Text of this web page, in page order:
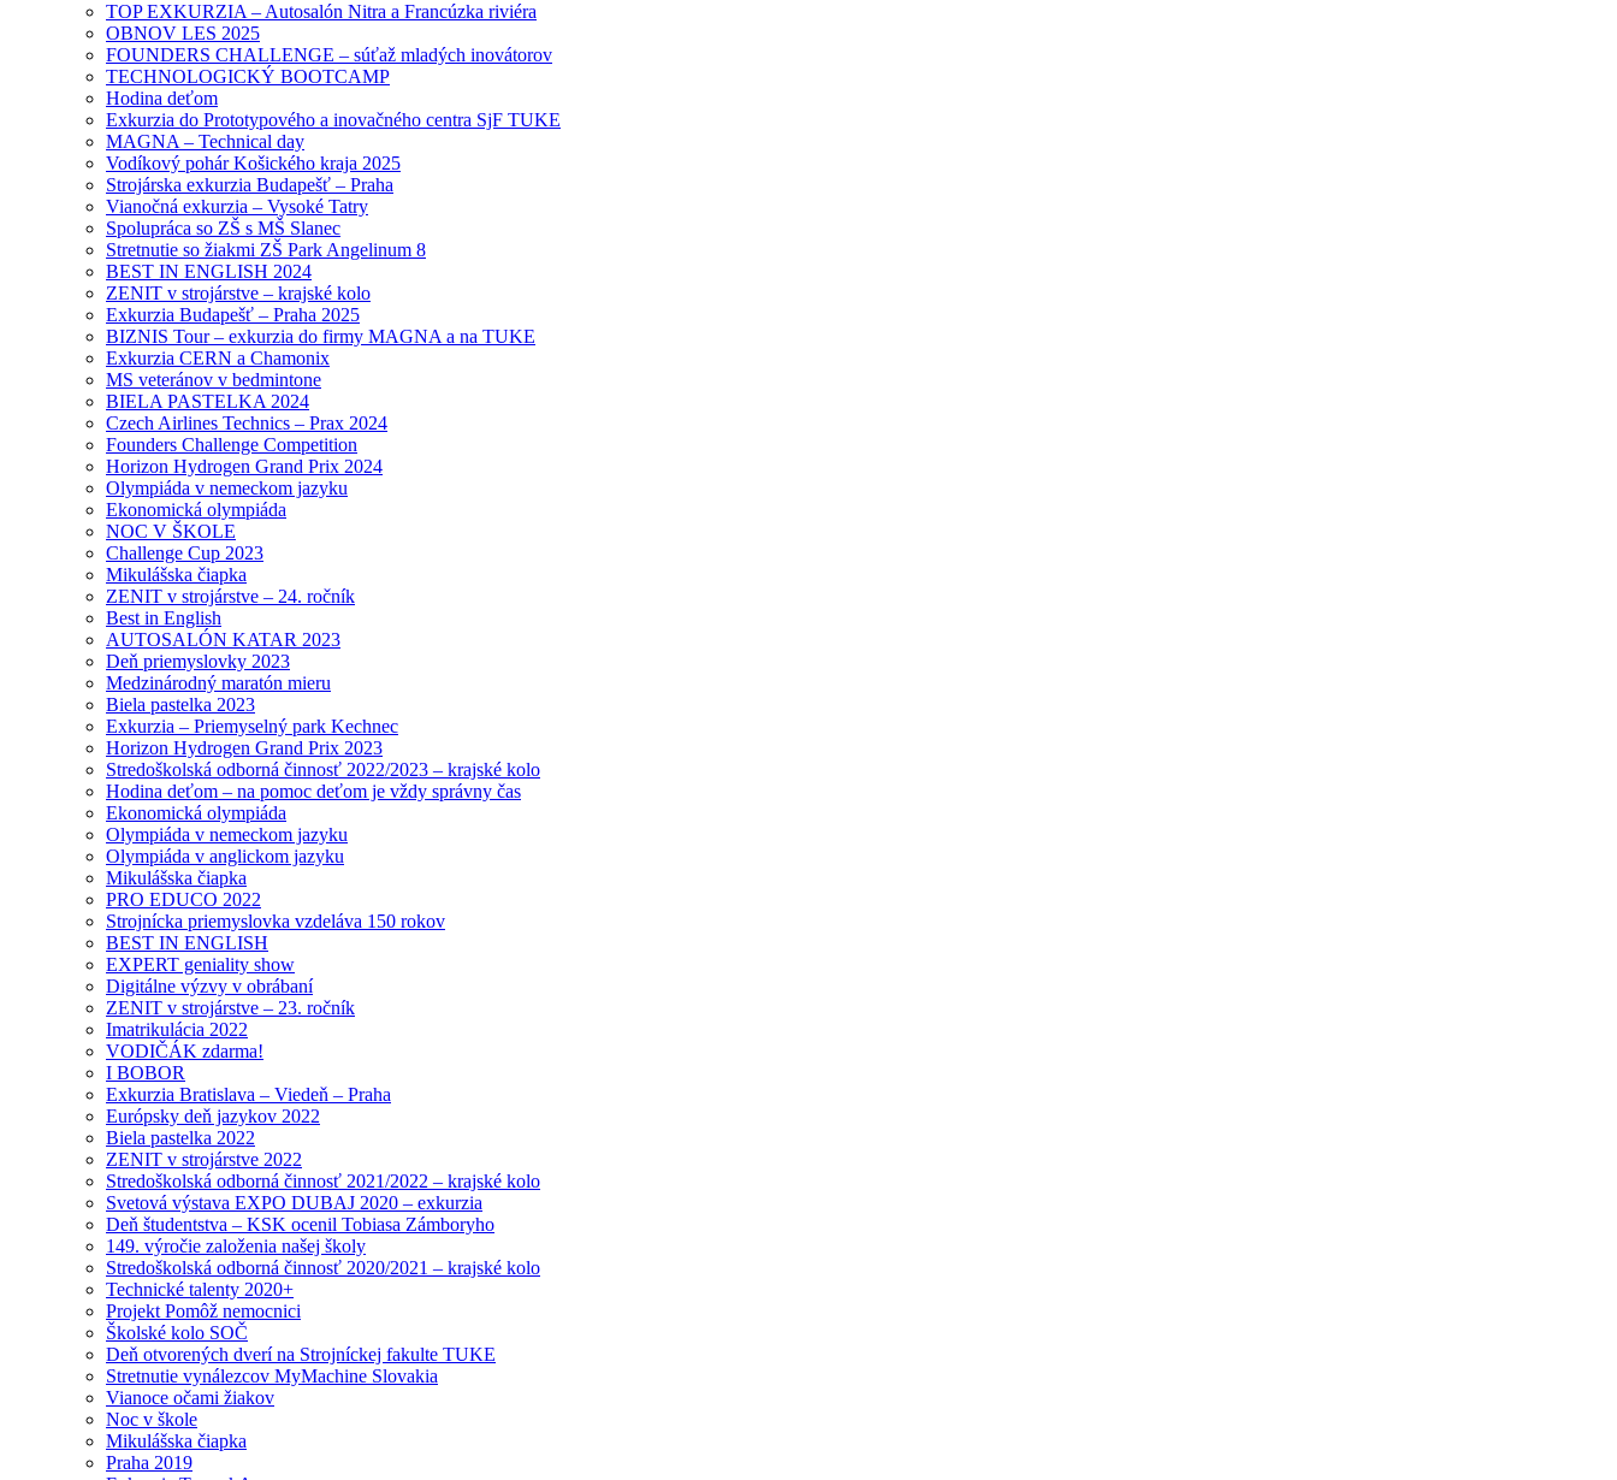
TOP EXKURZIA – Autosalón Nitra a Francúzka riviéra
OBNOV LES 2025
FOUNDERS CHALLENGE – súťaž mladých inovátorov
TECHNOLOGICKÝ BOOTCAMP
Hodina deťom
Exkurzia do Prototypového a inovačného centra SjF TUKE
MAGNA – Technical day
Vodíkový pohár Košického kraja 2025
Strojárska exkurzia Budapešť – Praha
Vianočná exkurzia – Vysoké Tatry
Spolupráca so ZŠ s MŠ Slanec
Stretnutie so žiakmi ZŠ Park Angelinum 8
BEST IN ENGLISH 2024
ZENIT v strojárstve – krajské kolo
Exkurzia Budapešť – Praha 2025
BIZNIS Tour – exkurzia do firmy MAGNA a na TUKE
Exkurzia CERN a Chamonix
MS veteránov v bedmintone
BIELA PASTELKA 2024
Czech Airlines Technics – Prax 2024
Founders Challenge Competition
Horizon Hydrogen Grand Prix 2024
Olympiáda v nemeckom jazyku
Ekonomická olympiáda
NOC V ŠKOLE
Challenge Cup 2023
Mikulášska čiapka
ZENIT v strojárstve – 24. ročník
Best in English
AUTOSALÓN KATAR 2023
Deň priemyslovky 2023
Medzinárodný maratón mieru
Biela pastelka 2023
Exkurzia – Priemyselný park Kechnec
Horizon Hydrogen Grand Prix 2023
Stredoškolská odborná činnosť 2022/2023 – krajské kolo
Hodina deťom – na pomoc deťom je vždy správny čas
Ekonomická olympiáda
Olympiáda v nemeckom jazyku
Olympiáda v anglickom jazyku
Mikulášska čiapka
PRO EDUCO 2022
Strojnícka priemyslovka vzdeláva 150 rokov
BEST IN ENGLISH
EXPERT geniality show
Digitálne výzvy v obrábaní
ZENIT v strojárstve – 23. ročník
Imatrikulácia 2022
VODIČÁK zdarma!
I BOBOR
Exkurzia Bratislava – Viedeň – Praha
Európsky deň jazykov 2022
Biela pastelka 2022
ZENIT v strojárstve 2022
Stredoškolská odborná činnosť 2021/2022 – krajské kolo
Svetová výstava EXPO DUBAJ 2020 – exkurzia
Deň študentstva – KSK ocenil Tobiasa Zámboryho
149. výročie založenia našej školy
Stredoškolská odborná činnosť 2020/2021 – krajské kolo
Technické talenty 2020+
Projekt Pomôž nemocnici
Školské kolo SOČ
Deň otvorených dverí na Strojníckej fakulte TUKE
Stretnutie vynálezcov MyMachine Slovakia
Vianoce očami žiakov
Noc v škole
Mikulášska čiapka
Praha 2019